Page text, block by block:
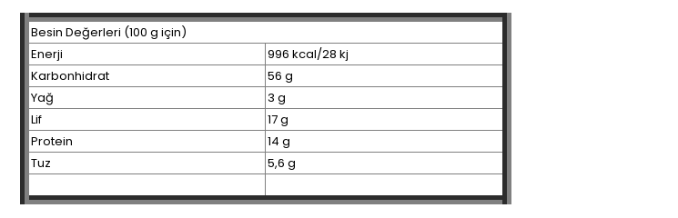
Besin Değerleri (100 g için)
Enerji
996 kcal/28 kj
Karbonhidrat
56 g
Yağ
3 g
Lif
17 g
Protein
14 g
Tuz
5,6 g